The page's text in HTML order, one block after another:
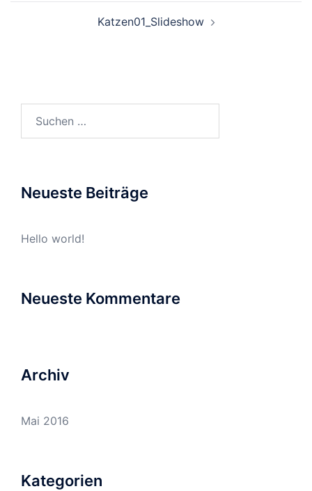
Katzen01_Slideshow
nach:
Neueste Beiträge
Hello world!
Neueste Kommentare
Archiv
Mai 2016
Kategorien